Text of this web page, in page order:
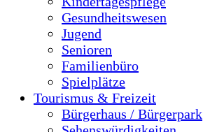
Gesundheitswesen
Jugend
Senioren
Familienbüro
Spielplätze
Tourismus & Freizeit
Bürgerhaus / Bürgerpark